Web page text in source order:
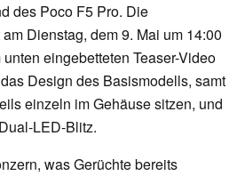
des Poco F5 Pro. Die
Dienstag, dem 9. Mai um 14:00
eingebetteten Teaser-Video
Design des Basismodells, samt
einzeln im Gehäuse sitzen, und
LED-Blitz.
was Gerüchte bereits